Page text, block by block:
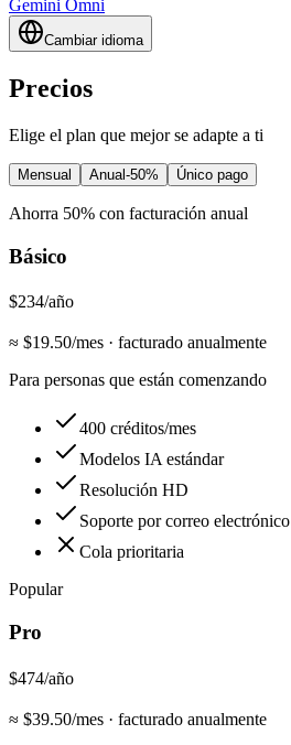
Gemini Omni
Cambiar idioma
Precios
Elige el plan que mejor se adapte a ti
Mensual Anual -50% Único pago
Ahorra 50% con facturación anual
Básico
$234/año
≈ $19.50/mes · facturado anualmente
Para personas que están comenzando
400 créditos/mes
Modelos IA estándar
Resolución HD
Soporte por correo electrónico
Cola prioritaria
Popular
Pro
$474/año
≈ $39.50/mes · facturado anualmente